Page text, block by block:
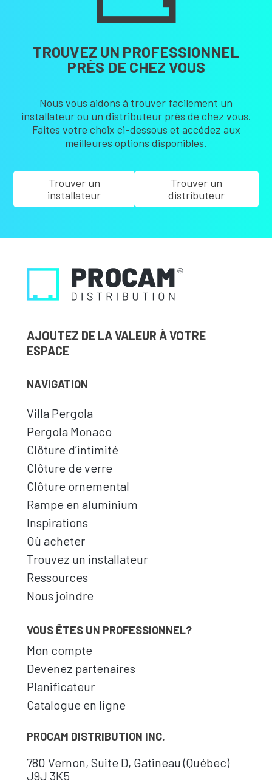
TROUVEZ UN PROFESSIONNEL
PRÈS DE CHEZ VOUS
Nous vous aidons à trouver facilement un
installateur ou un distributeur près de chez vous.
Faites votre choix ci-dessous et accédez aux
meilleures options disponibles.
Trouver un
installateur
Trouver un
distributeur
AJOUTEZ DE LA VALEUR À VOTRE
ESPACE
NAVIGATION
Villa Pergola
Pergola Monaco
Clôture d’intimité
Clôture de verre
Clôture ornemental
Rampe en aluminium
Inspirations
Où acheter
Trouvez un installateur
Ressources
Nous joindre
VOUS ÊTES UN PROFESSIONNEL?
Mon compte
Devenez partenaires
Planificateur
Catalogue en ligne
PROCAM DISTRIBUTION INC.
780 Vernon, Suite D, Gatineau (Québec)
J9J 3K5